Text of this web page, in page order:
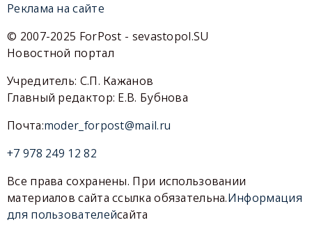
Реклама на сайте
© 2007-2025 ForPost - sevastopol.SU
Новостной портал
Учредитель: С.П. Кажанов
Главный редактор: Е.В. Бубнова
Почта:moder_forpost@mail.ru
+7 978 249 12 82
Все права сохранены. При использовании
материалов сайта ссылка обязательна.Информация
для пользователейсайта